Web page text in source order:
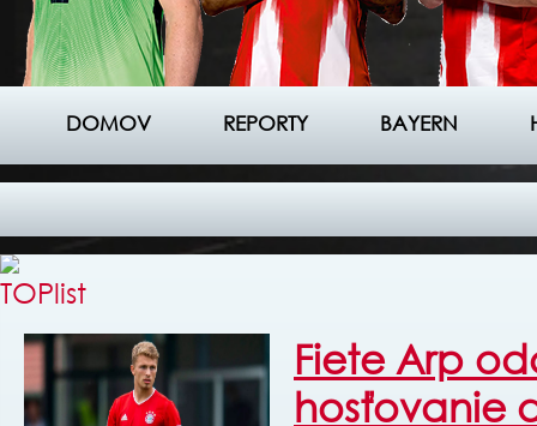
DOMOV REPORTY BAYERN
Fiete Arp
hosťovanie